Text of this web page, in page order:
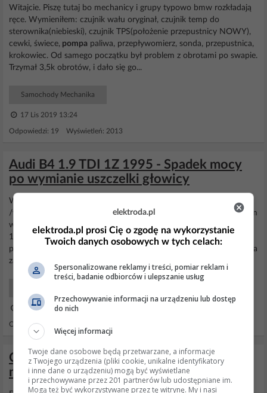
Witajcie. Piszę tutaj bo mechanicy i grupy typowo bmw rozkładają
ręce. Wymieniłem: czujnik wału oryginał, czujnik temp do
sterownika(niebieski), czujnik TPS(położenie przepustnicy NOWY),
cewki, świece, pompa paliwa, przepływomierz, sonda, przepustnica,
krokowiec. Od samego początku był problem z obrotami po swapie.
Trzymał 3,5k obrotów, i dało się go...
Samochody Mechanika
17 Lis 2019 13:24
Odpowiedzi: 19 Wyświetleń: 2013
Audi B4 1.9 TDI 1Z 1995 - Spadek mocy
po wymianie uszczelki głowicy
Witam i pozdrawiam. Temat wielokrotnie poruszany na forum
/wczoraj go przerobiłem i nie znalazłem odpowiedzi na mój problem
więc proszę moderatorów o nie usuwanie/. Samochód Audi B4 1Z
1,9TDI rok prod. 1995. Przebieg licznikowy 330.000, sugerowany
przez właściciela ok. 450.000. Po sprawdzeniu układu chłodzenia na
zawartość CO2 płyn zmienił kolor. Powód...
03 Lis 2011 18:33
Odpowiedzi: 4 Wyświetleń: 5506
Opel Corsa 1.0 c, 43kW, 2003 - Brak
mocy, telepanie silnika
elektroda.pl
elektroda.pl prosi Cię o zgodę na wykorzystanie
Twoich danych osobowych w tych celach:
Spersonalizowane reklamy i treści, pomiar reklam i
treści, badanie odbiorców i ulepszanie usług
Przechowywanie informacji na urządzeniu lub dostęp
do nich
Więcej informacji
Twoje dane osobowe będą przetwarzane, a informacje
z Twojego urządzenia (pliki cookie, unikalne identyfikatory
i inne dane o urządzeniu) mogą być wyświetlane
i przechowywane przez 201 partnerów lub udostępniane im.
Mogą też być wykorzystywane przez tę witrynę. My i nasi